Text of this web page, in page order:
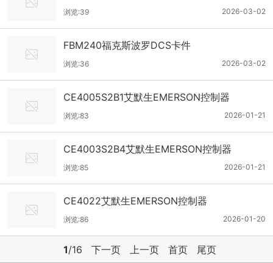
2026-03-02
浏览:39
FBM240福克斯波罗DCS卡件
2026-03-02
浏览:36
CE4005S2B1艾默生EMERSON控制器
2026-01-21
浏览:83
CE4003S2B4艾默生EMERSON控制器
2026-01-21
浏览:85
CE4022艾默生EMERSON控制器
2026-01-20
浏览:86
1/16 下一页 上一页 首页 尾页